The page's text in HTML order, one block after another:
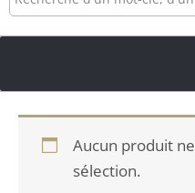
Aucun produit
sélection.